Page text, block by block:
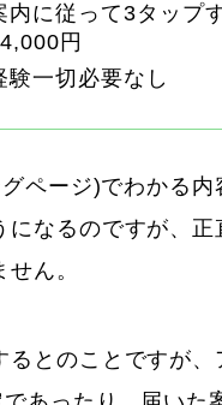
内に従って3タップ
円
験一切必要なし
ページ)でわかる内
になるのですが、正
ん。
るとのことですが、